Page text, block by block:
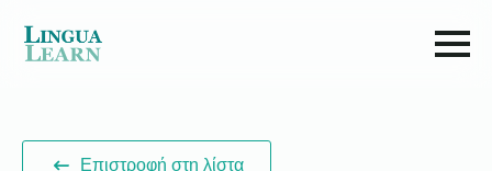
Επιστροφή στη λίστα